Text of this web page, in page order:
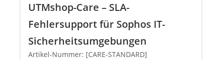
UTMshop-Care – SLA-
Fehlersupport für Sophos IT-
Sicherheitsumgebungen
Artikel-Nummer: [CARE-STANDARD]